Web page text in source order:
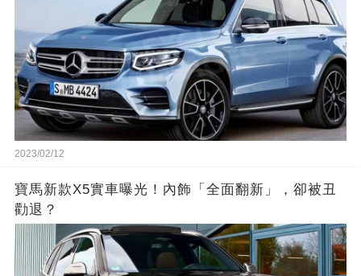
2023/02/12
寶馬新款X5實車曝光！內飾「全面翻新」，卻被丑
勸退？